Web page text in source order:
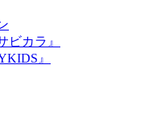
ビカラ』
』